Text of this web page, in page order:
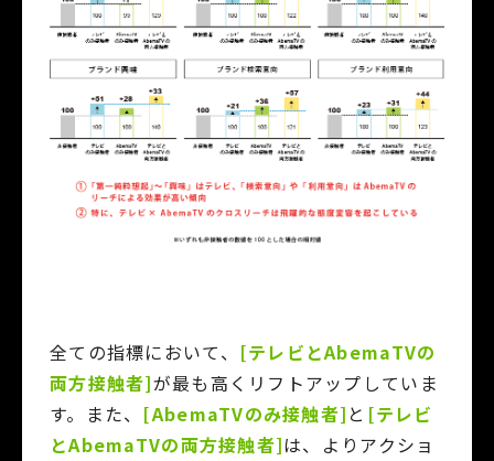
全ての指標において、 [テレビとAbemaTVの
両方接触者]が最も高くリフトアップしていま
す。また、 [AbemaTVのみ接触者] と [テレビ
とAbemaTVの両方接触者]は、よりアクショ